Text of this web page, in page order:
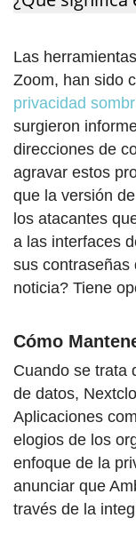
Las
Zoom, han sido
privacidad
surgieron
direcciones de
agravar estos
que la versión
los atacantes
a las interfaces
sus contraseñas
noticia? Tiene
Cómo
Cuando se trata
de datos,
Aplicaciones
elogios de los
enfoque de la
anunciar que
través de la